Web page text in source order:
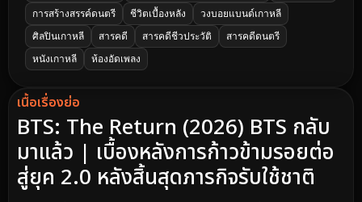
การสร้างสรรค์ดนตรี
ชีวิตเบื้องหลัง
วงบอยแบนด์เกาหลี
ศิลปินเกาหลี
สารคดี สารคดีชีวประวัติ
สารคดีดนตรี
หนังเกาหลี
ห้องอัดเพลง
เนื้อเรื่องย่อ
BTS: The Return (2026) BTS กลับ
มาแล้ว | เบื้องหลังการก้าวข้ามรอยต่อ
สู่ยุค 2.0 หลังสิ้นสุดภารกิจรับใช้ชาติ